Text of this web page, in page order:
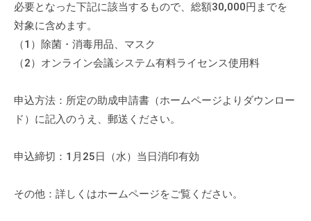
こ
な
っ
て
ま
す
場
北
必要となった下記に該当するもので、総額30,000円までを
対象に含めます。
（1）除菌・消毒用品、マスク
（2）オンライン会議システム有料ライセンス使用料
申込方法：所定の助成申請書（ホームページよりダウンロー
ド）に記入のうえ、郵送ください。
申込締切：1月25日（水）当日消印有効
その他：詳しくはホームページをご覧ください。